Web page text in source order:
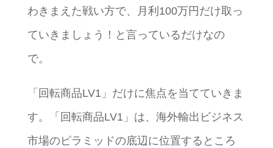
わきまえた戦い方で、月利100万円だけ取っ
ていきましょう！と言っているだけなの
で。
「回転商品LV1」だけに焦点を当てていきま
す。「回転商品LV1」は、海外輸出ビジネス
市場のピラミッドの底辺に位置するところ